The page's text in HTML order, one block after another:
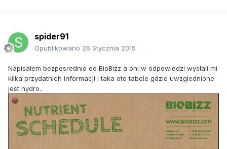
spider91
Opublikowano 26 Stycznia 2015
Napisałem bezposrednio do BioBizz a oni w odpowiedzi wysłali mi
kilka przydatnich informacji i taka oto tabele gdzie uwzglednione
jest hydro..